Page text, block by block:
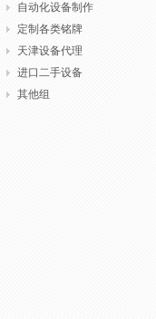
自动化设备制作
定制各类铭牌
天津设备代理
进口二手设备
其他组